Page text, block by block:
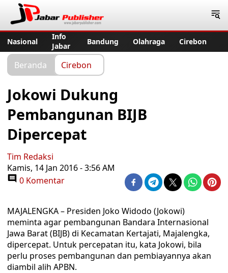
Nasional
Info
Jabar
Bandung Olahraga Cirebon
Beranda Cirebon
Jokowi Dukung
Pembangunan BIJB
Dipercepat
Tim Redaksi
Kamis, 14 Jan 2016 - 3:56 AM
0 Komentar
MAJALENGKA – Presiden Joko Widodo (Jokowi)
meminta agar pembangunan Bandara Internasional
Jawa Barat (BIJB) di Kecamatan Kertajati, Majalengka,
dipercepat. Untuk percepatan itu, kata Jokowi, bila
perlu proses pembangunan dan pembiayannya akan
diambil alih APBN.